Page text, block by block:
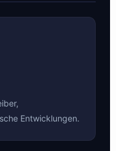
Entwicklungen.